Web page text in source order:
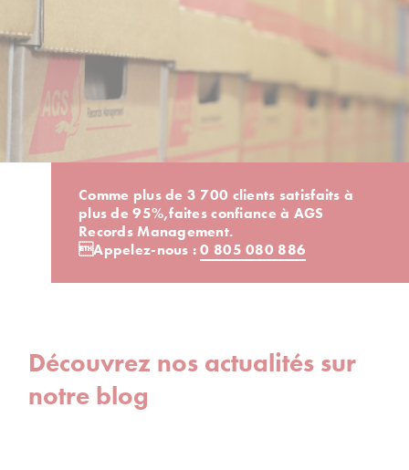
Comme plus de 3 700 clients satisfaits à
plus de 95%,faites confiance à AGS
Records Management.
Appelez-nous :0 805 080 886
Découvrez nos actualités sur
notre blog